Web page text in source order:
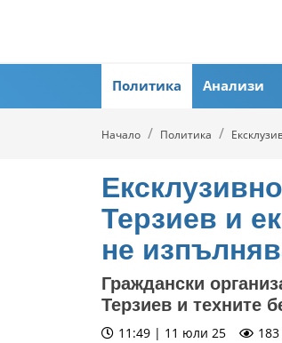
Политика Анализи
Начало Политика
Терзиев и
не
Граждански
Терзиев и техните
11:49 | 11 юли 25 183